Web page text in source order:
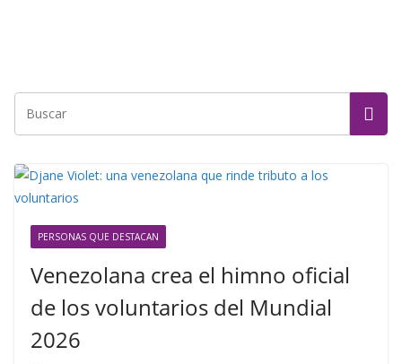
PERSONAS QUE DESTACAN
Venezolana crea el himno oficial
de los voluntarios del Mundial
2026